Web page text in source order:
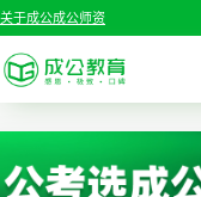
关于成公成公师资
考试公告